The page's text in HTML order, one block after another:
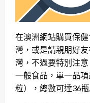
在澳洲網站購買保
灣，或是請親朋好
灣，不過要特別注
一般食品，單一品
粒），總數可達36